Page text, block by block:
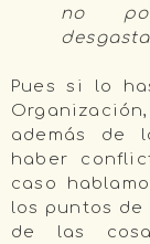
no
Pues si lo
además de
haber
caso
los puntos de
de las